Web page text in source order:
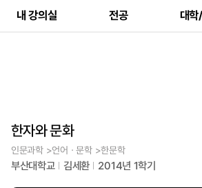
내 강의실 전공 대
한자와 문화
인문과학 >언어ㆍ문학 >한문학
부산대학교 김세환 2014년 1학기